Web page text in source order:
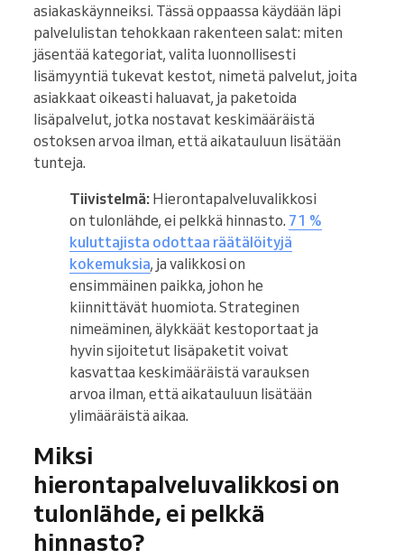
asiakaskäynneiksi. Tässä oppaassa käydään läpi
palvelulistan tehokkaan rakenteen salat: miten
jäsentää kategoriat, valita luonnollisesti
lisämyyntiä tukevat kestot, nimetä palvelut, joita
asiakkaat oikeasti haluavat, ja paketoida
lisäpalvelut, jotka nostavat keskimääräistä
ostoksen arvoa ilman, että aikatauluun lisätään
tunteja.
Tiivistelmä: Hierontapalveluvalikkosi
on tulonlähde, ei pelkkä hinnasto. 71 %
kuluttajista odottaa räätälöityjä
kokemuksia, ja valikkosi on
ensimmäinen paikka, johon he
kiinnittävät huomiota. Strateginen
nimeäminen, älykkäät kestoportaat ja
hyvin sijoitetut lisäpaketit voivat
kasvattaa keskimääräistä varauksen
arvoa ilman, että aikatauluun lisätään
ylimääräistä aikaa.
Miksi
hierontapalveluvalikkosi on
tulonlähde, ei pelkkä
hinnasto?